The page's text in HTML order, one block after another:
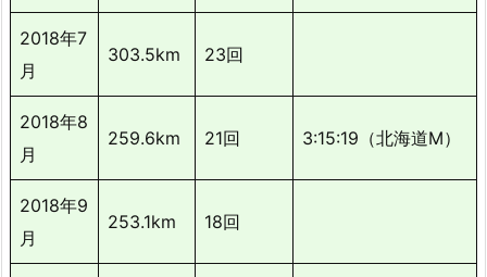
2018年7
月
303.5km 23回
2018年8
月
259.6km 21回 3:15:19（北海道M）
2018年9
月
253.1km 18回